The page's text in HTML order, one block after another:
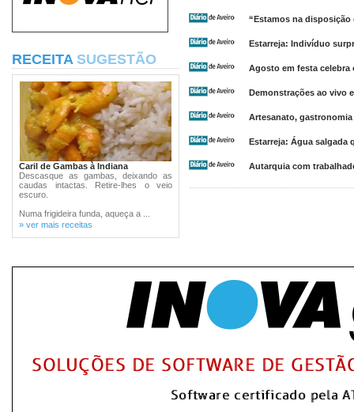
RECEITA SUGESTÃO
Caril de Gambas à Indiana
Descasque as gambas, deixando as
caudas intactas. Retire-lhes o veio
escuro.
Numa frigideira funda, aqueça a ...
» ver mais receitas
“Estamos na disposição
Estarreja: Indivíduo
Agosto em festa celebra
Demonstrações ao vivo
Artesanato,
Estarreja: Água salgada
Autarquia com